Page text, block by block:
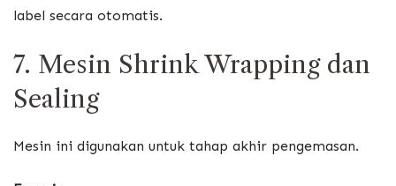
label secara otomatis.
7. Mesin Shrink Wrapping dan
Sealing
Mesin ini digunakan untuk tahap akhir pengemasan.